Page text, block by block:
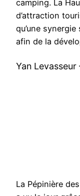
camping. La
d’attraction
qu’une
afin de la
Yan Levasseur
La Pépinière